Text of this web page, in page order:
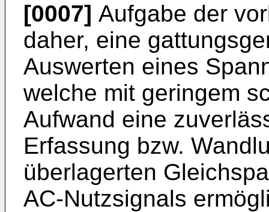
[0007] Aufgabe der
daher, eine
Auswerten eines
welche mit geringem
Aufwand eine
Erfassung bzw.
überlagerten
AC-Nutzsignals